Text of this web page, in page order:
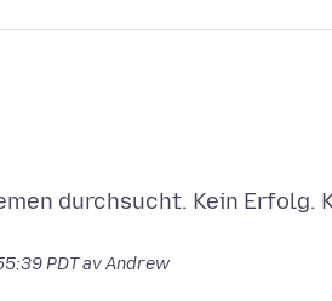
durchsucht. Kein Erfolg.
PDTav Andrew